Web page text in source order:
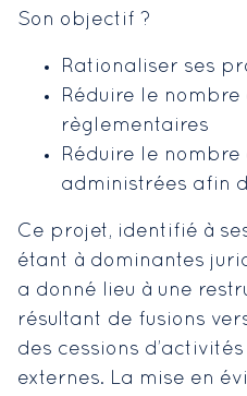
Son objectif ?
Rationaliser ses
Réduire le
règlementaires
Réduire le
administrées afin
Ce projet, identifié à
étant à dominantes
a donné lieu à une
résultant de fusions
des cessions
externes. La mise en